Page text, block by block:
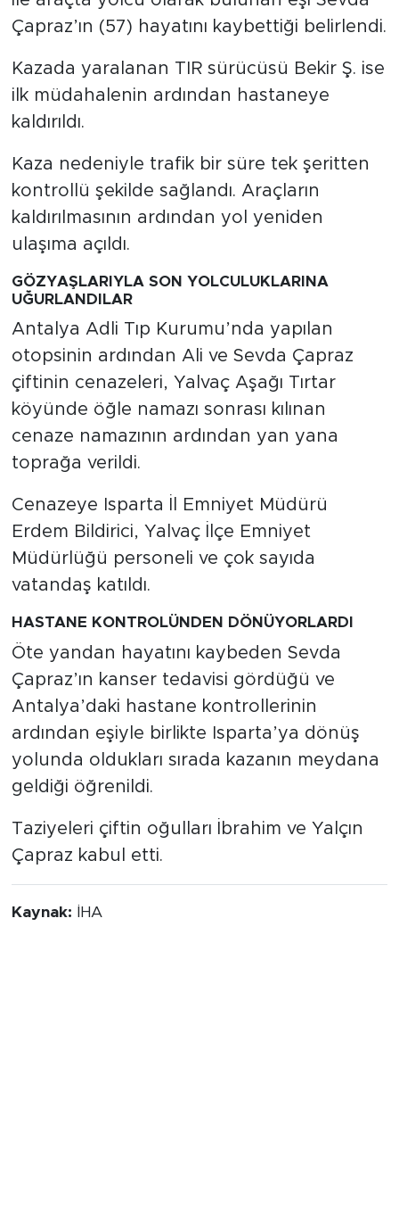
Çapraz’ın (57) hayatını kaybettiği belirlendi.
Kazada yaralanan TIR sürücüsü Bekir Ş. ise
ilk müdahalenin ardından hastaneye
kaldırıldı.
Kaza nedeniyle trafik bir süre tek şeritten
kontrollü şekilde sağlandı. Araçların
kaldırılmasının ardından yol yeniden
ulaşıma açıldı.
GÖZYAŞLARIYLA SON YOLCULUKLARINA
UĞURLANDILAR
Antalya Adli Tıp Kurumu’nda yapılan
otopsinin ardından Ali ve Sevda Çapraz
çiftinin cenazeleri, Yalvaç Aşağı Tırtar
köyünde öğle namazı sonrası kılınan
cenaze namazının ardından yan yana
toprağa verildi.
Cenazeye Isparta İl Emniyet Müdürü
Erdem Bildirici, Yalvaç İlçe Emniyet
Müdürlüğü personeli ve çok sayıda
vatandaş katıldı.
HASTANE KONTROLÜNDEN DÖNÜYORLARDI
Öte yandan hayatını kaybeden Sevda
Çapraz’ın kanser tedavisi gördüğü ve
Antalya’daki hastane kontrollerinin
ardından eşiyle birlikte Isparta’ya dönüş
yolunda oldukları sırada kazanın meydana
geldiği öğrenildi.
Taziyeleri çiftin oğulları İbrahim ve Yalçın
Çapraz kabul etti.
Kaynak: İHA